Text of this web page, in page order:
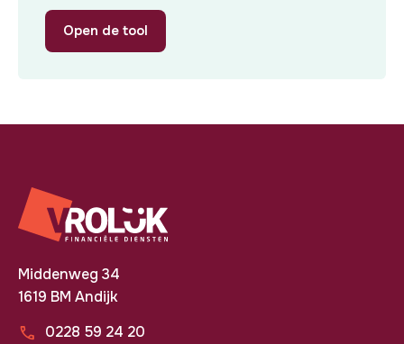
Open de tool
Middenweg 34
1619 BM Andijk
0228 59 24 20